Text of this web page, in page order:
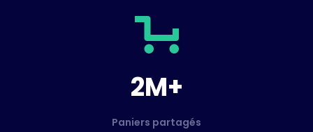
2M+
Paniers partagés